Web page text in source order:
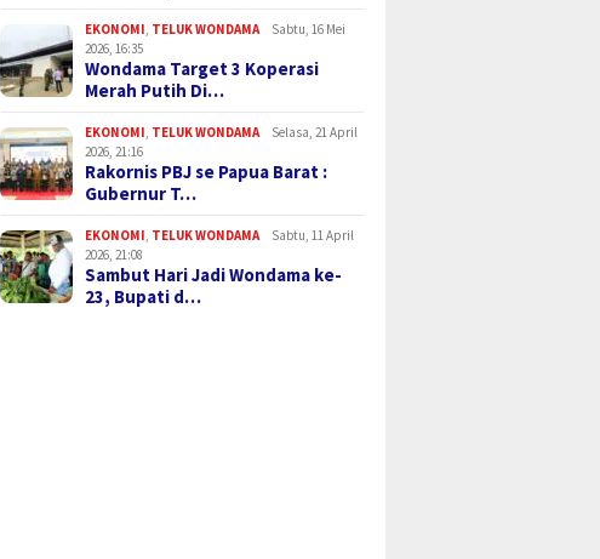
EKONOMI TELUK WONDAMA
Sabtu, 16 Mei
2026, 16:35
Wondama Target 3 Koperasi
Merah Putih Di…
EKONOMI TELUK WONDAMA
Selasa, 21 April
2026, 21:16
Rakornis PBJ se Papua Barat :
Gubernur T…
EKONOMI TELUK WONDAMA
Sabtu, 11 April
2026, 21:08
Sambut Hari Jadi Wondama ke-
23, Bupati d…